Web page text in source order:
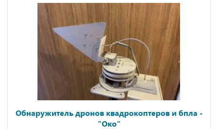
Обнаружитель дронов квадрокоптеров и бпла -
"Око"